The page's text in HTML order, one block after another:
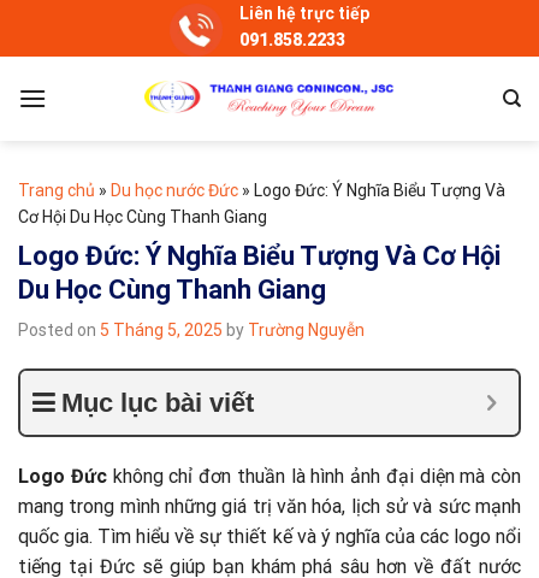
Liên hệ trực tiếp
091.858.2233
Trang chủ » Du học nước Đức » Logo Đức: Ý Nghĩa Biểu Tượng Và
Cơ Hội Du Học Cùng Thanh Giang
Logo Đức: Ý Nghĩa Biểu Tượng Và Cơ Hội
Du Học Cùng Thanh Giang
Posted on 5 Tháng 5, 2025 by Trường Nguyễn
Mục lục bài viết
Logo Đứckhông chỉ đơn thuần là hình ảnh đại diện mà còn
mang trong mình những giá trị văn hóa, lịch sử và sức mạnh
quốc gia. Tìm hiểu về sự thiết kế và ý nghĩa của các logo nổi
tiếng tại Đức sẽ giúp bạn khám phá sâu hơn về đất nước